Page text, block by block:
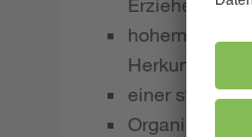
hohem
​​​​​​einer starken